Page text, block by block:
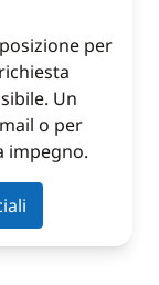
per
Un
o per
impegno.